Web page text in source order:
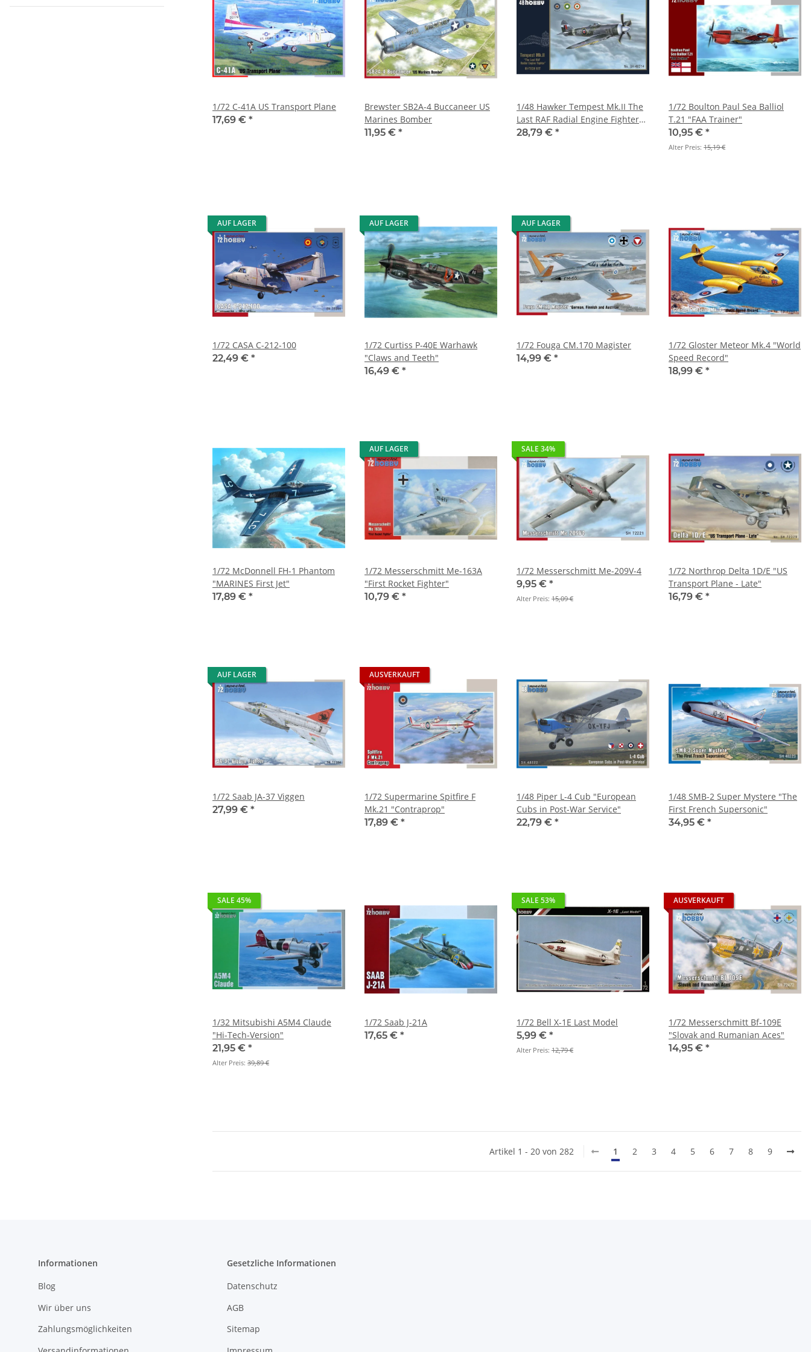
1/72 C-41A US Transport Plane
17,69 € *
Brewster SB2A-4 Buccaneer US
Marines Bomber
11,95 € *
1/48 Hawker Tempest Mk.II The
Last RAF Radial Engine Fighter
"Hi-Tech Kit"
28,79 € *
1/72 Boulton Paul Sea Balliol
T.21 "FAA Trainer"
10,95 € *
Alter Preis: 15,19 €
AUF LAGER
1/72 CASA C-212-100
22,49 € *
AUF LAGER
1/72 Curtiss P-40E Warhawk
"Claws and Teeth"
16,49 € *
AUF LAGER
1/72 Fouga CM.170 Magister
14,99 € *
1/72 Gloster Meteor Mk.4 "World
Speed Record"
18,99 € *
1/72 McDonnell FH-1 Phantom
"MARINES First Jet"
17,89 € *
AUF LAGER
1/72 Messerschmitt Me-163A
"First Rocket Fighter"
10,79 € *
SALE 34%
1/72 Messerschmitt Me-209V-4
9,95 € *
Alter Preis: 15,09 €
1/72 Northrop Delta 1D/E "US
Transport Plane - Late"
16,79 € *
AUF LAGER
1/72 Saab JA-37 Viggen
27,99 € *
AUSVERKAUFT
1/72 Supermarine Spitfire F
Mk.21 "Contraprop"
17,89 € *
1/48 Piper L-4 Cub "European
Cubs in Post-War Service"
22,79 € *
1/48 SMB-2 Super Mystere "The
First French Supersonic"
34,95 € *
SALE 45%
1/32 Mitsubishi A5M4 Claude
"Hi-Tech-Version"
21,95 € *
Alter Preis: 39,89 €
1/72 Saab J-21A
17,65 € *
SALE 53%
1/72 Bell X-1E Last Model
5,99 € *
Alter Preis: 12,79 €
AUSVERKAUFT
1/72 Messerschmitt Bf-109E
"Slovak and Rumanian Aces"
14,95 € *
Artikel 1 - 20 von 282 1 2 3 4 5 6 7 8 9
Informationen
Blog
Wir über uns
Zahlungsmöglichkeiten
Gesetzliche Informationen
Datenschutz
AGB
Sitemap